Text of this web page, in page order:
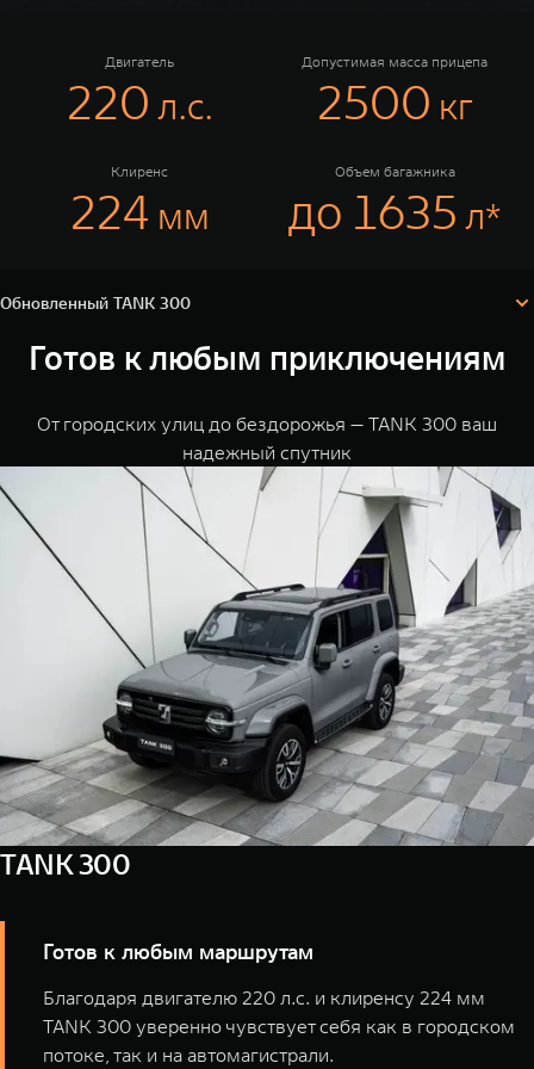
от 6 499 000 ₽ от 10 199
WEY 07
Расширяя границы комфорта
от 6 149 000 ₽
WEY 05
Эстетика
от 5 699
WEY 80
Корпоративным клиентам
TANK ФИНАНСЫ
TANK Кредит
TANK Лизинг
Специальные предложения
Моторные масла
ЦИФРОВЫЕ СЕРВИСЫ TANK
Цифровые сервисы TANK
Двигатель
220 л.c.
Допустимая масса прицепа
2500 кг
Клиренс
224 мм
Объем багажника
до 1635 л*
Обновленный TANK 300
Обновленный TANK 300
TANK 300
Аксессуары
Готов к любым приключениям
От городских улиц до бездорожья — TANK 300 ваш
надежный спутник
TANK 300
Готов к любым маршрутам
Благодаря двигателю 220 л.с. и клиренсу 224 мм
TANK 300 уверенно чувствует себя как в городском
потоке, так и на автомагистрали.